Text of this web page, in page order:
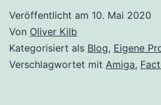
Veröffentlicht am 10. Mai 2020
Von Oliver Kilb
Kategorisiert als Blog, Eigene
Verschlagwortet mit Amiga,